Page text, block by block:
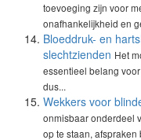
toevoeging zijn voor
onafhankelijkheid en
Bloeddruk- en
slechtzienden Het
essentieel belang
dus...
Wekkers voor
onmisbaar onderdeel
op te staan, afspraken